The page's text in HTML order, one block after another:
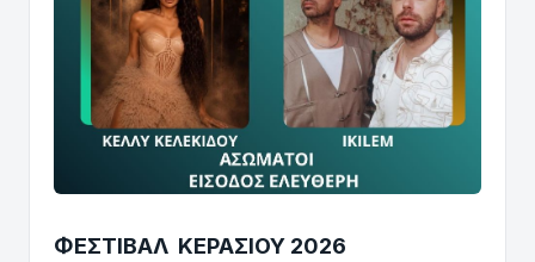
ΦΕΣΤΙΒΑΛ ΚΕΡΑΣΙΟΥ 2026